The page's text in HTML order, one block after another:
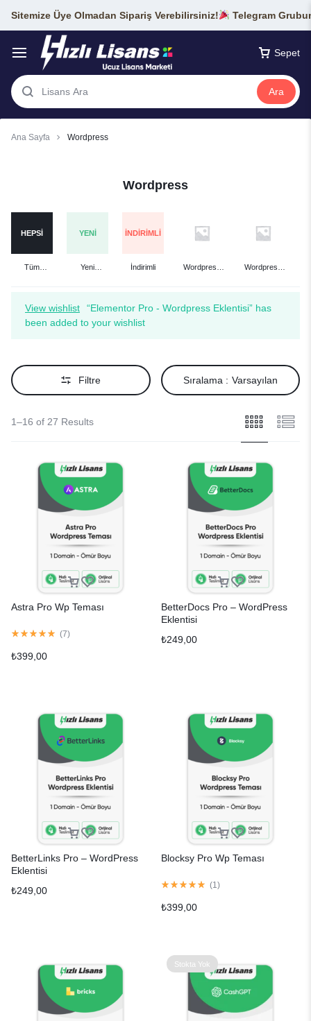
Sitemize Üye Olmadan Sipariş Verebilirsiniz! Telegram
Sepet
Ara
Ana Sayfa Wordpress
Wordpress
HEPSI
Tüm
YENI
Yeni
İNDIRIMLI
İndirimli
Wordpress
Wordpress
View wishlist
“Elementor Pro - Wordpress Eklentisi” has
been added to your wishlist
Filtre Sıralama : Varsayılan
1–16 of 27 Results
Astra Pro Wp Teması
(7)
₺399,00
BetterDocs Pro – WordPress
Eklentisi
₺249,00
BetterLinks Pro – WordPress
Eklentisi
₺249,00
Blocksy Pro Wp Teması
(1 )
₺399,00
Stokta Yok